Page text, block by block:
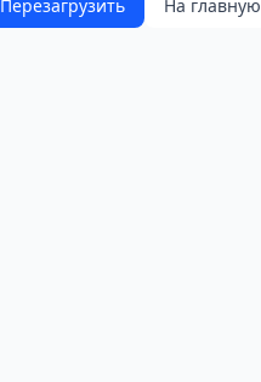
Перезагрузить На главную